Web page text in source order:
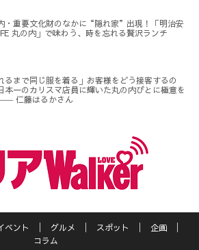
・重要文化財のなかに“隠れ家”出現！「明治安
丸の内」で味わう、時を忘れる贅沢ランチ
るまで同じ服を着る」お客様をどう接客するの
本一のカリスマ店員に輝いた丸の内びとに極意を
仁藤はるかさん
ベント グルメ スポット
企画
コラム